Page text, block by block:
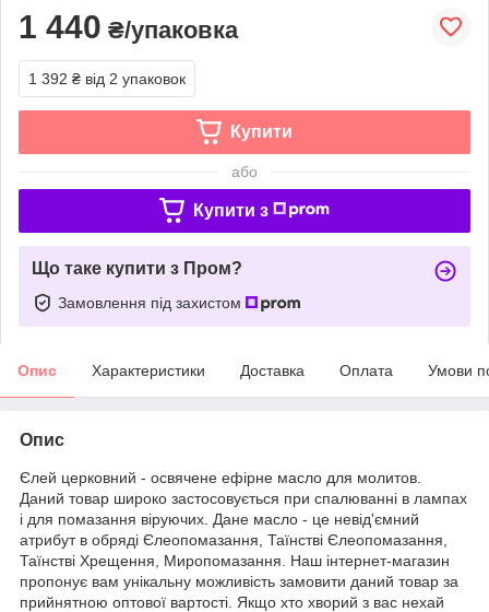
1 440 ₴/упаковка
1 392 ₴ від 2 упаковок
Купити
або
Купити з
Що таке купити з Пром?
Замовлення під захистом
Опис Характеристики Доставка Оплата Умови
Опис
Єлей церковний - освячене ефірне масло для молитов.
Даний товар широко застосовується при спалюванні в лампах
і для помазання віруючих. Дане масло - це невід'ємний
атрибут в обряді Єлеопомазання, Таїнстві Єлеопомазання,
Таїнстві Хрещення, Миропомазання. Наш інтернет-магазин
пропонує вам унікальну можливість замовити даний товар за
прийнятною оптової вартості. Якщо хто хворий з вас нехай